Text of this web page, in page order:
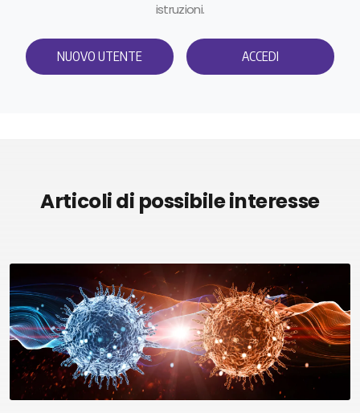
istruzioni.
NUOVO UTENTE ACCEDI
Articoli di possibile interesse